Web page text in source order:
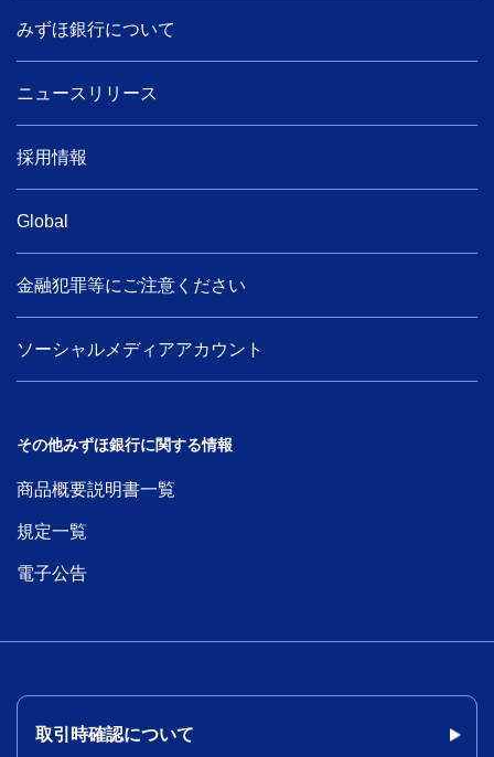
みずほ銀行について
ニュースリリース
採用情報
Global
金融犯罪等にご注意ください
ソーシャルメディアアカウント
その他みずほ銀行に関する情報
商品概要説明書一覧
規定一覧
電子公告
取引時確認について